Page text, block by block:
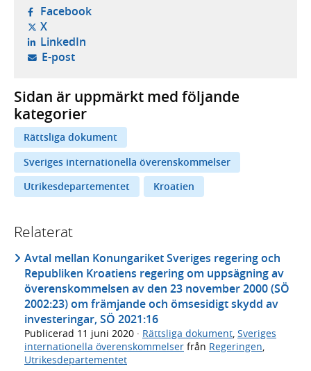
Facebook- öppnas i ny flik, extern webbplats,
X- öppnas i ny flik, extern webbplats,
LinkedIn- öppnas i ny flik, extern webbplats,
E-post- öppnar din e-postklient,
Sidan är uppmärkt med följande
kategorier
Rättsliga dokument
Sveriges internationella överenskommelser
Utrikesdepartementet
Kroatien
Relaterat
Avtal mellan Konungariket Sveriges regering och
Republiken Kroatiens regering om uppsägning av
överenskommelsen av den 23 november 2000 (SÖ
2002:23) om främjande och ömsesidigt skydd av
investeringar, SÖ 2021:16
Publicerad 11 juni 2020 · Rättsliga dokument Sveriges
internationella överenskommelser från Regeringen
Utrikesdepartementet